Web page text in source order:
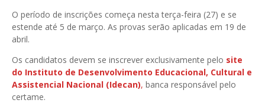
O período de inscrições começa nesta terça-feira (27) e se
estende até 5 de março. As provas serão aplicadas em 19 de
abril.
Os candidatos devem se inscrever exclusivamente pelo site
do Instituto de Desenvolvimento Educacional, Cultural e
Assistencial Nacional (Idecan), banca responsável pelo
certame.